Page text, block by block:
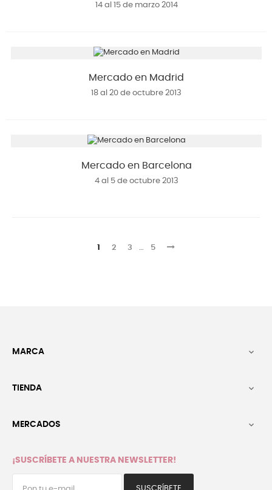
14 al 15 de marzo 2014
Mercado en Madrid
18 al 20 de octubre 2013
Mercado en Barcelona
4 al 5 de octubre 2013
1 2 3 … 5
MARCA 
TIENDA 
MERCADOS 
¡SUSCRÍBETE A NUESTRA NEWSLETTER!